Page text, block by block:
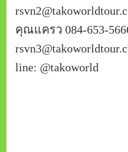
คุณแครว 084-653-
line: @takoworld